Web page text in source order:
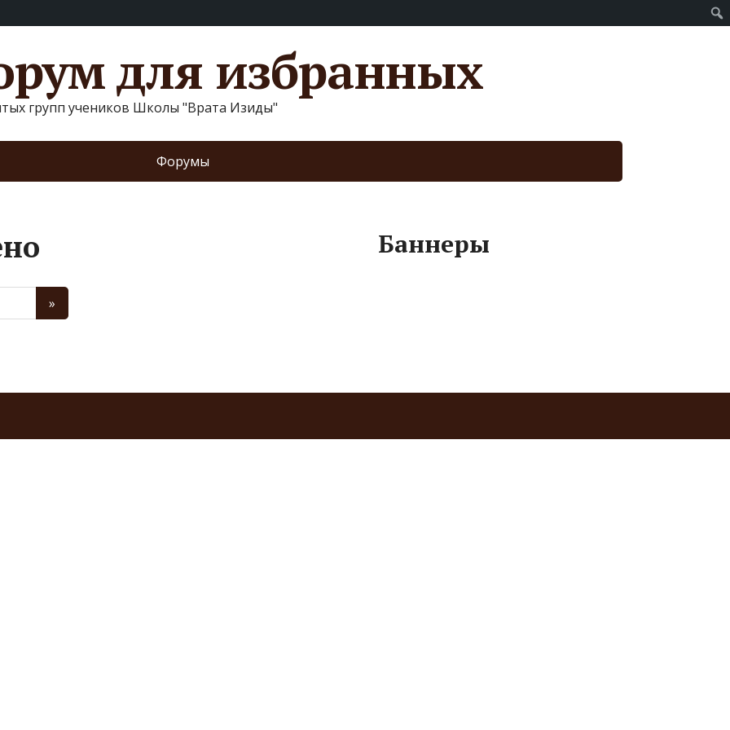
для избранных
групп учеников Школы "Врата Изиды"
Форумы
Баннеры